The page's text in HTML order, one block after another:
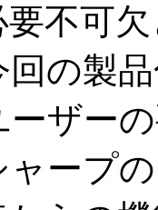
不可
の製
ーザー
ャープ